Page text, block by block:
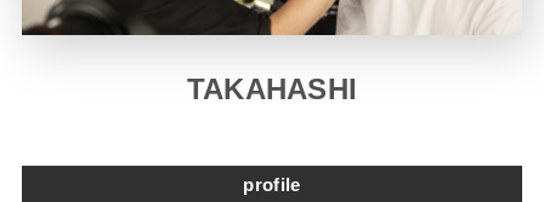
TAKAHASHI
profile